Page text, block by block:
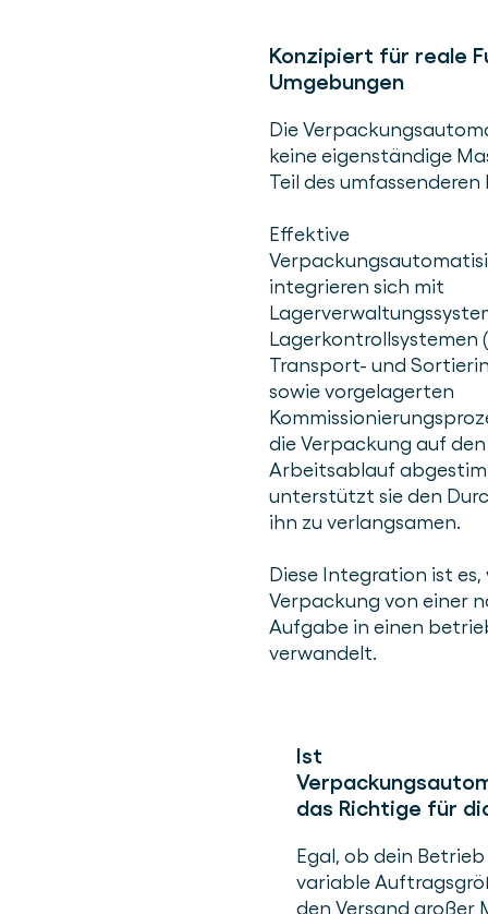
Konzipiert für reale
Umgebungen
Die
keine eigenständige
Teil des umfassenderen
Effektive
integrieren sich mit
Lagerkontrollsystemen
Transport- und
sowie vorgelagerten
die Verpackung auf
Arbeitsablauf
unterstützt sie den
ihn zu verlangsamen.
Diese Integration ist es,
Verpackung von einer
Aufgabe in einen
verwandelt.
Ist
das Richtige für
Egal, ob dein
variable
den Versand großer